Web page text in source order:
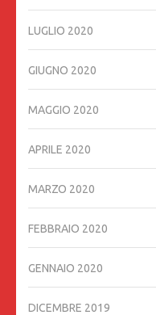
LUGLIO 2020
GIUGNO 2020
MAGGIO 2020
APRILE 2020
MARZO 2020
FEBBRAIO 2020
GENNAIO 2020
DICEMBRE 2019